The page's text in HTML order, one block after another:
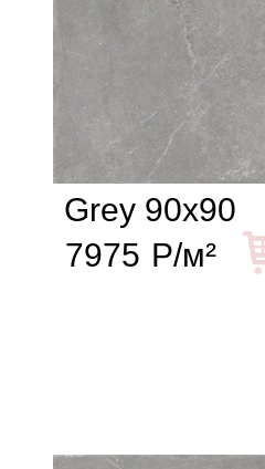
Grey 90x90
7975 Р/м²